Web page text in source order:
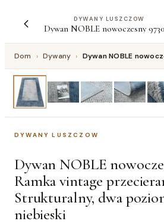
DYWANY LUSZCZOW
Dom › Dywany › Dywan NOBLE
DYWANY LUSZCZOW
Dywan NOBLE
Ramka vintage
Strukturalny, dwa
niebieski